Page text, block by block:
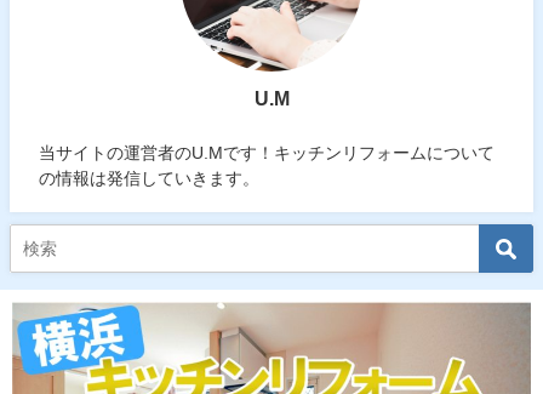
U.M
当サイトの運営者のU.Mです！キッチンリフォームについて
の情報は発信していきます。